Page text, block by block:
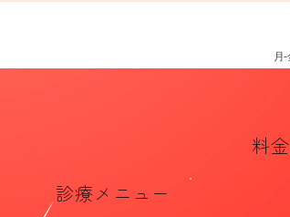
月
診療メニュー
料